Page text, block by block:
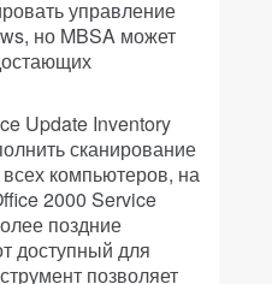
управление
но MBSA может
Update Inventory
сканирование
компьютеров, на
2000 Service
поздние
доступный для
позволяет